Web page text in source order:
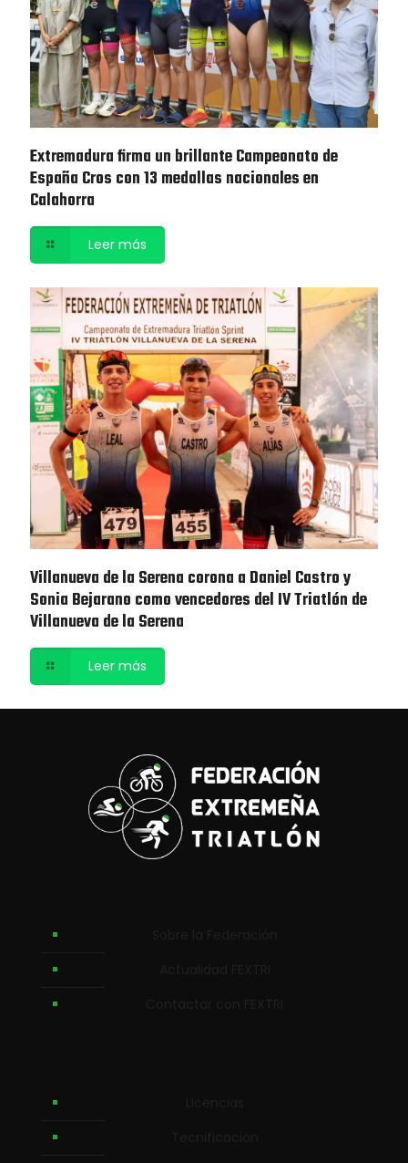
Extremadura firma un brillante Campeonato de
España Cros con 13 medallas nacionales en
Calahorra
Leer más
Villanueva de la Serena corona a Daniel Castro y
Sonia Bejarano como vencedores del IV Triatlón de
Villanueva de la Serena
Leer más